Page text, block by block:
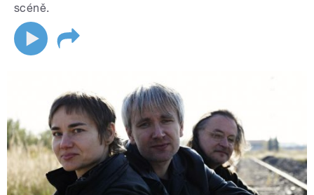
scéně.